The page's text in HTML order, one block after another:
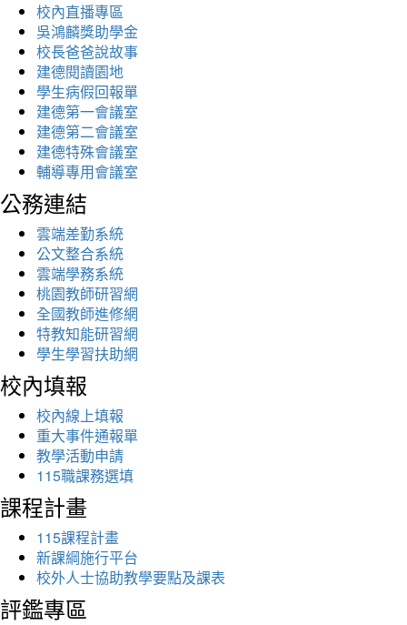
校內直播專區
吳鴻麟獎助學金
校長爸爸說故事
建德閱讀園地
學生病假回報單
建德第一會議室
建德第二會議室
建德特殊會議室
輔導專用會議室
公務連結
雲端差勤系統
公文整合系統
雲端學務系統
桃園教師研習網
全國教師進修網
特教知能研習網
學生學習扶助網
校內填報
校內線上填報
重大事件通報單
教學活動申請
115職課務選填
課程計畫
115課程計畫
新課綱施行平台
校外人士協助教學要點及課表
評鑑專區